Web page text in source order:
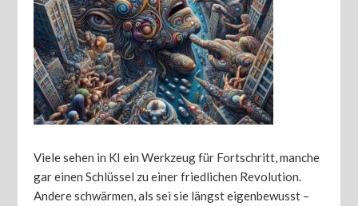
Viele sehen in KI ein Werkzeug für Fortschritt, manche
gar einen Schlüssel zu einer friedlichen Revolution.
Andere schwärmen, als sei sie längst eigenbewusst –